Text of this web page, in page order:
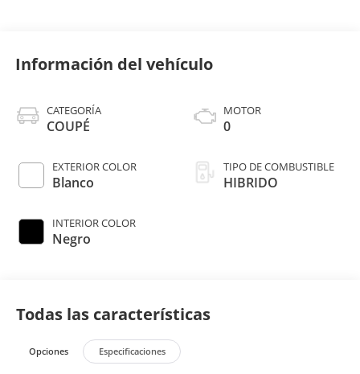
Información del vehículo
CATEGORÍA
COUPÉ
EXTERIOR COLOR
Blanco
INTERIOR COLOR
Negro
MOTOR
0
TIPO DE COMBUSTIBLE
HIBRIDO
Todas las características
Opciones Especificaciones